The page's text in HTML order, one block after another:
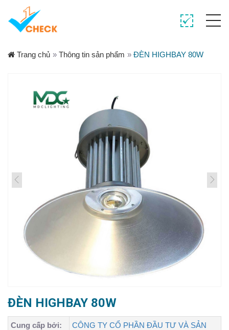
Trang chủ » Thông tin sản phẩm » ĐÈN HIGHBAY 80W
ĐÈN HIGHBAY 80W
Cung cấp bởi:
CÔNG TY CỔ PHẦN ĐẦU TƯ VÀ SẢN